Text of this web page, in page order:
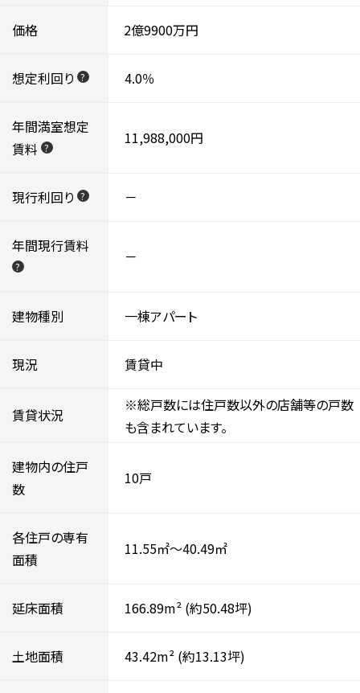
価格 2億9900万円
想定利回り ? 4.0％
年間満室想定
賃料 ? 11,988,000円
現行利回り ? －
年間現行賃料
? －
建物種別 一棟アパート
現況 賃貸中
賃貸状況
※総戸数には住戸数以外の店舗等の戸数
も含まれています。
建物内の住戸
数
10戸
各住戸の専有
面積
11.55㎡～40.49㎡
延床面積 166.89m² (約50.48坪)
土地面積 43.42m² (約13.13坪)